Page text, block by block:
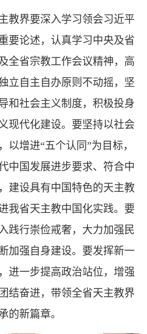
教界要深入学习领会习近平
要论述，认真学习中央及省
全省宗教工作会议精神，高
立自主自办原则不动摇，坚
和社会主义制度，积极投身
现代化建设。要坚持以社会
以增进“五个认同”为目标，
中国发展进步要求、符合中
建设具有中国特色的天主教
我省天主教中国化实践。要
践行崇俭戒奢，大力加强民
加强自身建设。要发挥新一
进一步提高政治站位，增强
结奋进，带领全省天主教界
的新篇章。